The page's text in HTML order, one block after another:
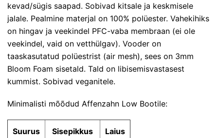
kevad/sügis saapad. Sobivad kitsale ja keskmisele
jalale. Pealmine materjal on 100% polüester. Vahekihiks
on hingav ja veekindel PFC-vaba membraan (ei ole
veekindel, vaid on vetthülgav). Vooder on
taaskasutatud polüestrist (air mesh), sees on 3mm
Bloom Foam sisetald. Tald on libisemisvastasest
kummist. Sobivad veganitele.
Minimalisti mõõdud Affenzahn Low Bootile:
Suurus Sisepikkus Laius